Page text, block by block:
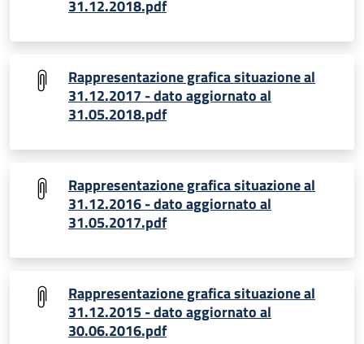
31.12.2018.pdf
Rappresentazione grafica situazione al
31.12.2017 - dato aggiornato al
31.05.2018.pdf
Rappresentazione grafica situazione al
31.12.2016 - dato aggiornato al
31.05.2017.pdf
Rappresentazione grafica situazione al
31.12.2015 - dato aggiornato al
30.06.2016.pdf